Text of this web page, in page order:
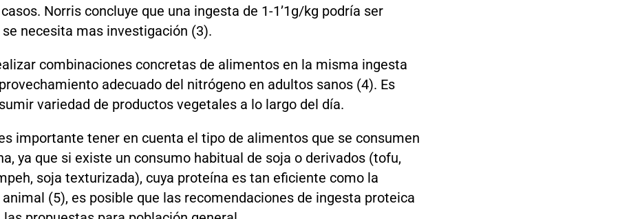
Norris concluye que una ingesta de 1-1’1g/kg podría ser
necesita mas investigación (3).
combinaciones concretas de alimentos en la misma ingesta
adecuado del nitrógeno en adultos sanos (4). Es
variedad de productos vegetales a lo largo del día.
importante tener en cuenta el tipo de alimentos que se consumen
ya que si existe un consumo habitual de soja o derivados (tofu,
soja texturizada), cuya proteína es tan eficiente como la
(5), es posible que las recomendaciones de ingesta proteica